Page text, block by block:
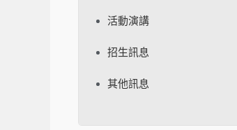
活動演講
招生訊息
其他訊息